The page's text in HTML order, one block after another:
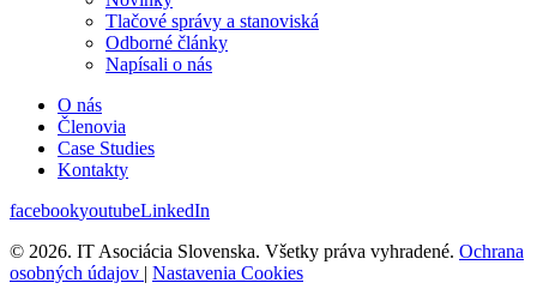
Tlačové správy a stanoviská
Odborné články
Napísali o nás
O nás
Členovia
Case Studies
Kontakty
facebookyoutubeLinkedIn
© 2026. IT Asociácia Slovenska. Všetky práva vyhradené. Ochrana
osobných údajov | Nastavenia Cookies